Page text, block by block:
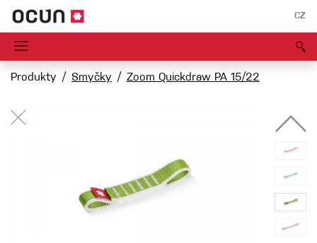
CZ
Produkty Smyčky Zoom Quickdraw PA 15/22